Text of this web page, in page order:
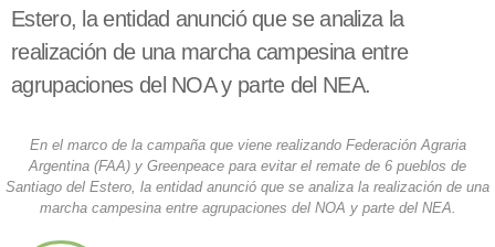
Estero, la entidad anunció que se analiza la
realización de una marcha campesina entre
agrupaciones del NOA y parte del NEA.
En el marco de la campaña que viene realizando Federación Agraria
Argentina (FAA) y Greenpeace para evitar el remate de 6 pueblos de
Santiago del Estero, la entidad anunció que se analiza la realización de una
marcha campesina entre agrupaciones del NOA y parte del NEA.